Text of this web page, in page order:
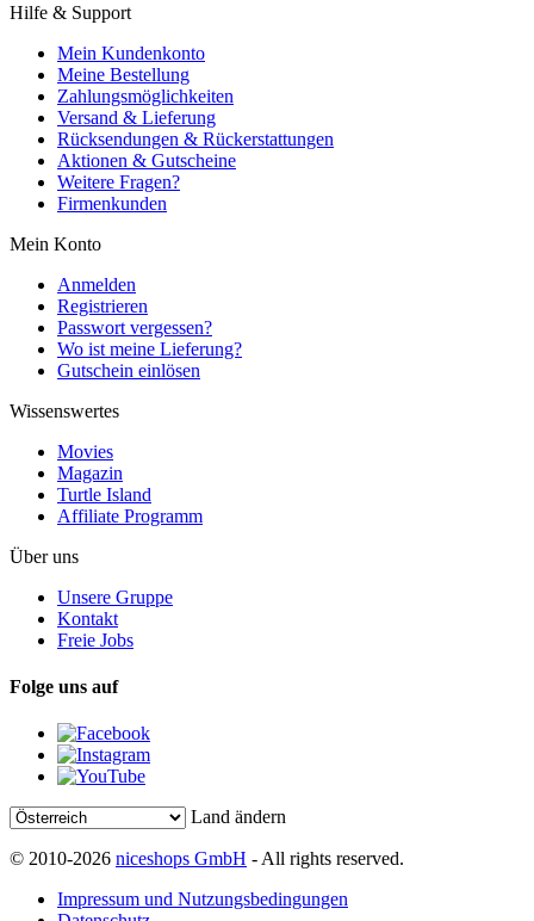
Hilfe & Support
Mein Kundenkonto
Meine Bestellung
Zahlungsmöglichkeiten
Versand & Lieferung
Rücksendungen & Rückerstattungen
Aktionen & Gutscheine
Weitere Fragen?
Firmenkunden
Mein Konto
Anmelden
Registrieren
Passwort vergessen?
Wo ist meine Lieferung?
Gutschein einlösen
Wissenswertes
Movies
Magazin
Turtle Island
Affiliate Programm
Über uns
Unsere Gruppe
Kontakt
Freie Jobs
Folge uns auf
Land ändern
© 2010-2026 niceshops GmbH - All rights reserved.
Impressum und Nutzungsbedingungen